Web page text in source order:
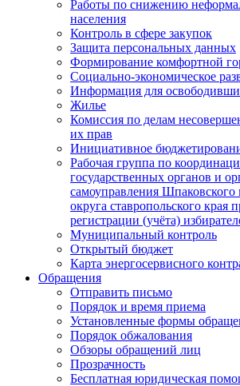
Работы по снижению
населения
Контроль в сфере закупок
Защита персональных данных
Формирование комфортной
Социально-экономическое
Информация для
Жилье
Комиссия по делам
их прав
Инициативное
Рабочая группа по
государственных органов и
самоуправления
округа ставропольского края
регистрации (учёта)
Муниципальный контроль
Открытый бюджет
Карта энергосервисного
Обращения
Отправить письмо
Порядок и время приема
Установленные формы
Порядок обжалования
Обзоры обращений лиц
Прозрачность
Бесплатная юридическая